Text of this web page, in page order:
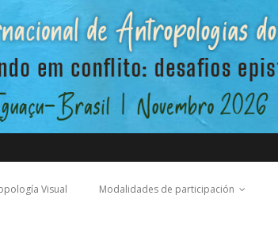
Visual Modalidades de participación